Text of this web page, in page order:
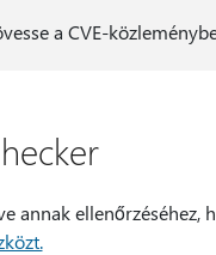
a CVE-
annak